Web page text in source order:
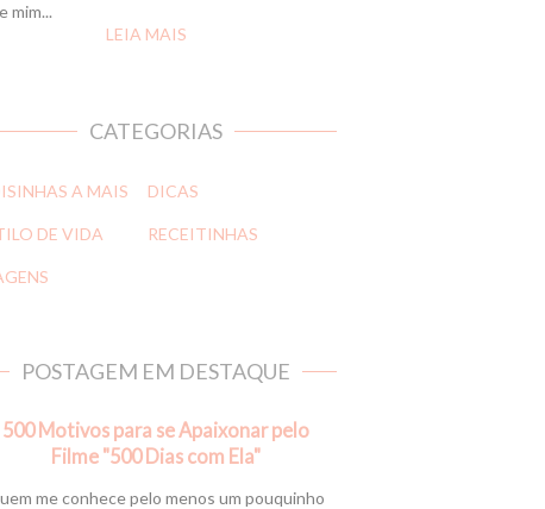
mim...
LEIA MAIS
CATEGORIAS
A MAIS DICAS
DE VIDA RECEITINHAS
POSTAGEM EM DESTAQUE
500 Motivos para se Apaixonar pelo
Filme "500 Dias com Ela"
me conhece pelo menos um pouquinho